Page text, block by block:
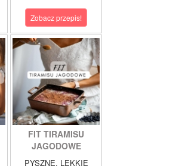
Zobacz przepis!
FIT TIRAMISU
JAGODOWE
PYSZNE, LEKKIE